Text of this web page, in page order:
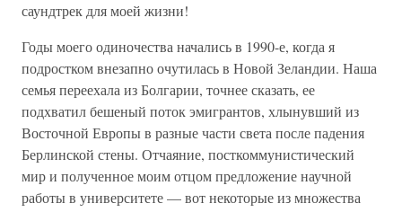
саундтрек для моей жизни!
Годы моего одиночества начались в 1990-е, когда я
подростком внезапно очутилась в Новой Зеландии. Наша
семья переехала из Болгарии, точнее сказать, ее
подхватил бешеный поток эмигрантов, хлынувший из
Восточной Европы в разные части света после падения
Берлинской стены. Отчаяние, посткоммунистический
мир и полученное моим отцом предложение научной
работы в университете — вот некоторые из множества